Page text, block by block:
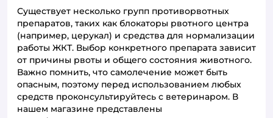
Существует несколько групп противорвотных
препаратов, таких как блокаторы рвотного центра
(например, церукал) и средства для нормализации
работы ЖКТ. Выбор конкретного препарата зависит
от причины рвоты и общего состояния животного.
Важно помнить, что самолечение может быть
опасным, поэтому перед использованием любых
средств проконсультируйтесь с ветеринаром. В
нашем магазине представлены